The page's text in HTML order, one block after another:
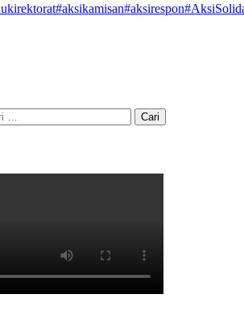
#aksikamisan#aksirespon